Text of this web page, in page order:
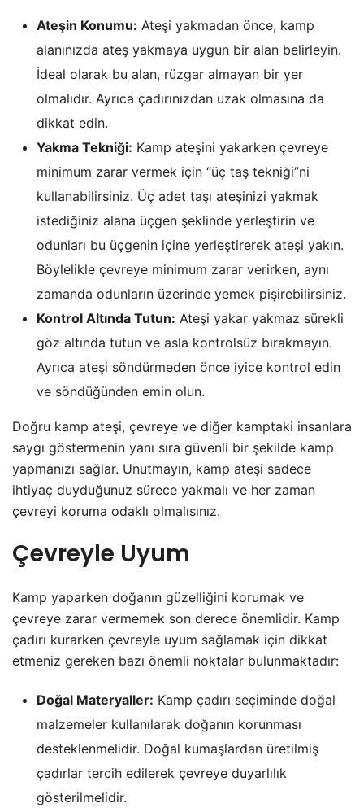
Ateşin Konumu: Ateşi yakmadan önce, kamp
alanınızda ateş yakmaya uygun bir alan belirleyin.
İdeal olarak bu alan, rüzgar almayan bir yer
olmalıdır. Ayrıca çadırınızdan uzak olmasına da
dikkat edin.
Yakma Tekniği: Kamp ateşini yakarken çevreye
minimum zarar vermek için “üç taş tekniği”ni
kullanabilirsiniz. Üç adet taşı ateşinizi yakmak
istediğiniz alana üçgen şeklinde yerleştirin ve
odunları bu üçgenin içine yerleştirerek ateşi yakın.
Böylelikle çevreye minimum zarar verirken, aynı
zamanda odunların üzerinde yemek pişirebilirsiniz.
Kontrol Altında Tutun: Ateşi yakar yakmaz sürekli
göz altında tutun ve asla kontrolsüz bırakmayın.
Ayrıca ateşi söndürmeden önce iyice kontrol edin
ve söndüğünden emin olun.
Doğru kamp ateşi, çevreye ve diğer kamptaki insanlara
saygı göstermenin yanı sıra güvenli bir şekilde kamp
yapmanızı sağlar. Unutmayın, kamp ateşi sadece
ihtiyaç duyduğunuz sürece yakmalı ve her zaman
çevreyi koruma odaklı olmalısınız.
Çevreyle Uyum
Kamp yaparken doğanın güzelliğini korumak ve
çevreye zarar vermemek son derece önemlidir. Kamp
çadırı kurarken çevreyle uyum sağlamak için dikkat
etmeniz gereken bazı önemli noktalar bulunmaktadır:
Doğal Materyaller: Kamp çadırı seçiminde doğal
malzemeler kullanılarak doğanın korunması
desteklenmelidir. Doğal kumaşlardan üretilmiş
çadırlar tercih edilerek çevreye duyarlılık
gösterilmelidir.